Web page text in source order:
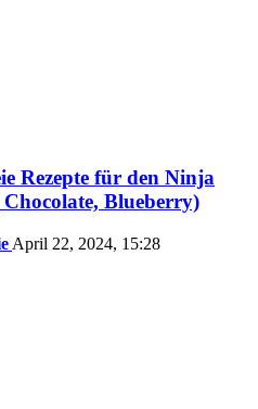
Rezepte für den Ninja
Blueberry)
April 22, 2024, 15:28